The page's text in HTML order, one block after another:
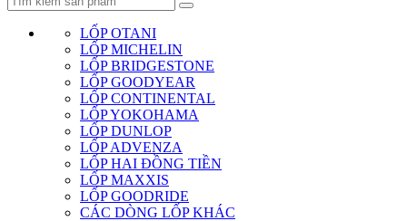
LỐP OTANI
LỐP MICHELIN
LỐP BRIDGESTONE
LỐP GOODYEAR
LỐP CONTINENTAL
LỐP YOKOHAMA
LỐP DUNLOP
LỐP ADVENZA
LỐP HAI ĐỒNG TIỀN
LỐP MAXXIS
LỐP GOODRIDE
CÁC DÒNG LỐP KHÁC